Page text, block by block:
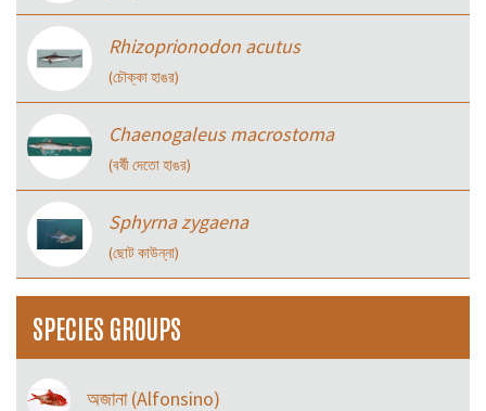
Rhizoprionodon acutus
(চৌক্কা হাঙর)
Chaenogaleus macrostoma
(বর্ষী দেতো হাঙর)
Sphyrna zygaena
(ছোট কাউন্না)
SPECIES GROUPS
অজানা (Alfonsino)